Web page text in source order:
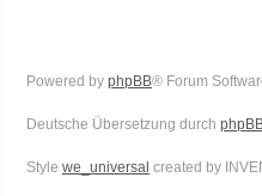
Powered by phpBB® Forum
Deutsche Übersetzung durch
Style we_universal created by